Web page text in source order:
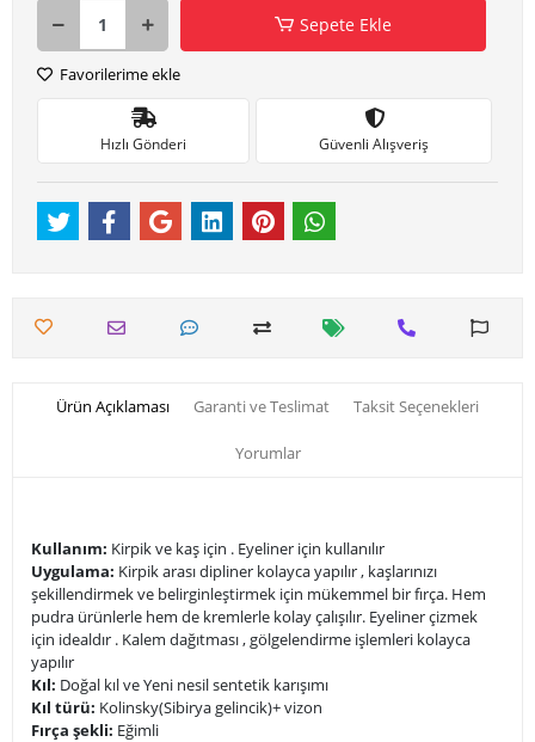
Sepete Ekle
Favorilerime ekle
Hızlı Gönderi Güvenli Alışveriş
Ürün Açıklaması Garanti ve Teslimat Taksit Seçenekleri
Yorumlar
Kullanım: Kirpik ve kaş için . Eyeliner için kullanılır
Uygulama: Kirpik arası dipliner kolayca yapılır , kaşlarınızı
şekillendirmek ve belirginleştirmek için mükemmel bir fırça. Hem
pudra ürünlerle hem de kremlerle kolay çalışılır. Eyeliner çizmek
için idealdır . Kalem dağıtması , gölgelendirme işlemleri kolayca
yapılır
Kıl: Doğal kıl ve Yeni nesil sentetik karışımı
Kıl türü: Kolinsky(Sibirya gelincik)+ vizon
Fırça şekli: Eğimli